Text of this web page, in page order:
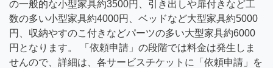
の一般的な小型家具約3500円、引き出しや扉付きなど工
数の多い小型家具約4000円、ベッドなど大型家具約5000
円、収納やすのこ付きなどパーツの多い大型家具約6000
円となります。 「依頼申請」の段階では料金は発生しま
せんので、詳細は、各サービスチケットに「依頼申請」を